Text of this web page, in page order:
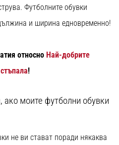
Футболните обувки
и ширина едновременно!
относно Най-добрите
!
ако моите футболни обувки
не ви стават поради някаква